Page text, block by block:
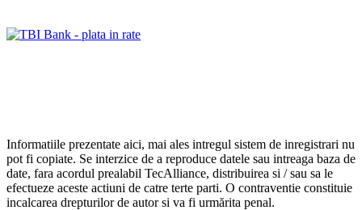
Informatiile prezentate aici, mai ales intregul sistem de inregistrari nu
pot fi copiate. Se interzice de a reproduce datele sau intreaga baza de
date, fara acordul prealabil TecAlliance, distribuirea si / sau sa le
efectueze aceste actiuni de catre terte parti. O contraventie constituie
incalcarea drepturilor de autor si va fi urmărita penal.